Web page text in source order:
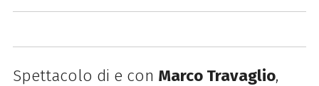
Spettacolo di e con Marco Travaglio,